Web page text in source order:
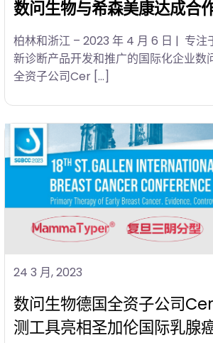
数问生物与希森美康达成合
柏林和浙江 – 2023 年 4 月 6 日 | 专注
新诊断产品开发和推广的国际化企业数
全资子公司Cer […]
24 3 月, 2023
数问生物德国全资子公司
测工具亮相圣加伦国际乳腺